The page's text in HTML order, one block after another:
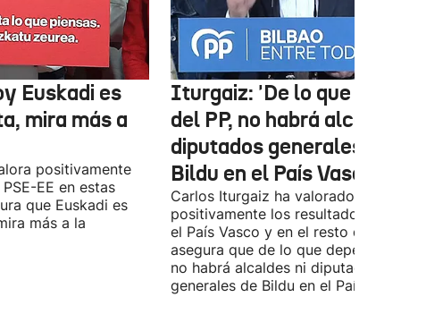
Euskadi es
mira más a
positivamente
EE en estas
que Euskadi es
más a la
Iturgaiz: 'De lo que
del PP, no habrá alcaldes ni
diputados generales de
Bildu en el País Vasco'
Carlos Iturgaiz ha valorado
positivamente los resultados del PP
el País Vasco y en el resto de
asegura que de lo que dependa del
no habrá alcaldes ni diputados
generales de Bildu en el País Vasco.